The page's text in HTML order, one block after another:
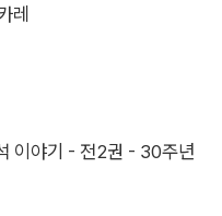
레
이야기 - 전2권 - 30주년